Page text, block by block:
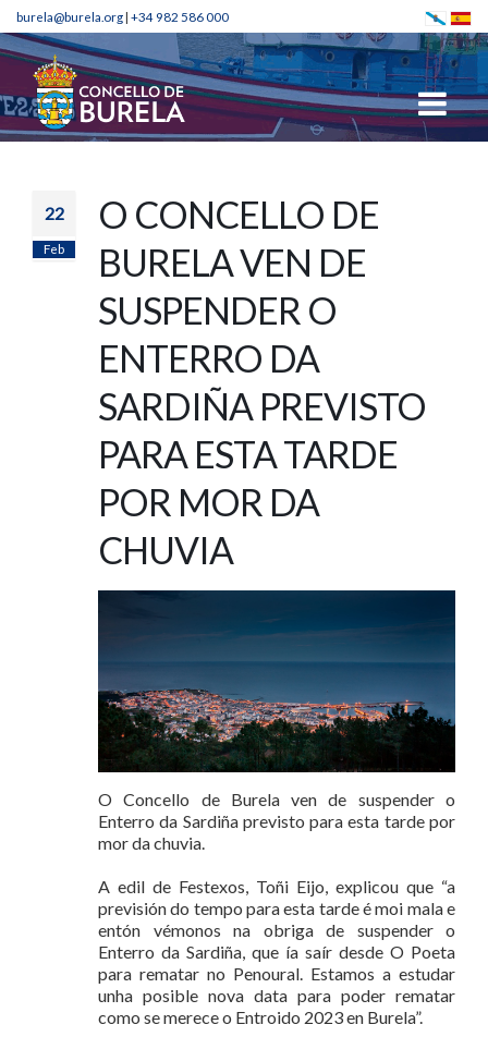
burela@burela.org| +34 982 586 000
22
Feb
O CONCELLO DE
BURELA VEN DE
SUSPENDER O
ENTERRO DA
SARDIÑA PREVISTO
PARA ESTA TARDE
POR MOR DA
CHUVIA
O Concello de Burela ven de suspender o
Enterro da Sardiña previsto para esta tarde por
mor da chuvia.
A edil de Festexos, Toñi Eijo, explicou que “a
previsión do tempo para esta tarde é moi mala e
entón vémonos na obriga de suspender o
Enterro da Sardiña, que ía saír desde O Poeta
para rematar no Penoural. Estamos a estudar
unha posible nova data para poder rematar
como se merece o Entroido 2023 en Burela”.